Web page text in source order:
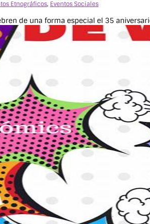
Etnográficos, Eventos Sociales
de una forma especial el 35